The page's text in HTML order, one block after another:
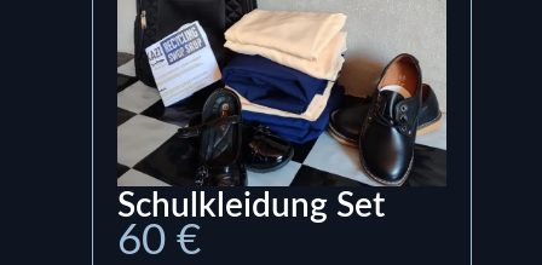
Schulkleidung Set
60 €